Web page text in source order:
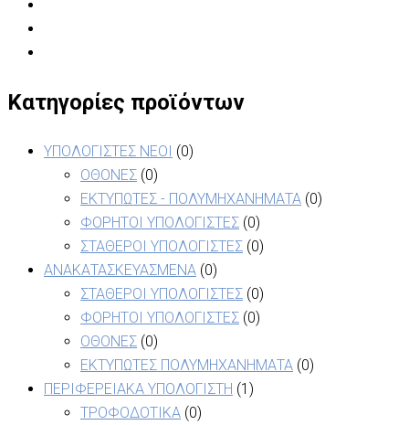
Κατηγορίες προϊόντων
ΥΠΟΛΟΓΙΣΤΕΣ ΝΕΟΙ (0)
ΟΘΟΝΕΣ (0)
ΕΚΤΥΠΩΤΕΣ - ΠΟΛΥΜΗΧΑΝΗΜΑΤΑ (0)
ΦΟΡΗΤΟΙ ΥΠΟΛΟΓΙΣΤΕΣ (0)
ΣΤΑΘΕΡΟΙ ΥΠΟΛΟΓΙΣΤΕΣ (0)
ΑΝΑΚΑΤΑΣΚΕΥΑΣΜΕΝΑ (0)
ΣΤΑΘΕΡΟΙ ΥΠΟΛΟΓΙΣΤΕΣ (0)
ΦΟΡΗΤΟΙ ΥΠΟΛΟΓΙΣΤΕΣ (0)
ΟΘΟΝΕΣ (0)
ΕΚΤΥΠΩΤΕΣ ΠΟΛΥΜΗΧΑΝΗΜΑΤΑ (0)
ΠΕΡΙΦΕΡΕΙΑΚΑ ΥΠΟΛΟΓΙΣΤΗ (1)
ΤΡΟΦΟΔΟΤΙΚΑ (0)